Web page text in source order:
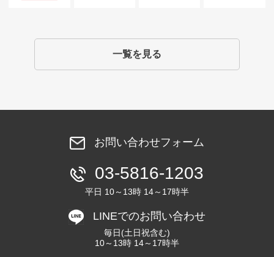
一覧を見る
お問い合わせフォーム
03-5816-1203
平日 10～13時 14～17時半
LINEでのお問い合わせ
毎日(土日祝含む)
10～13時 14～17時半